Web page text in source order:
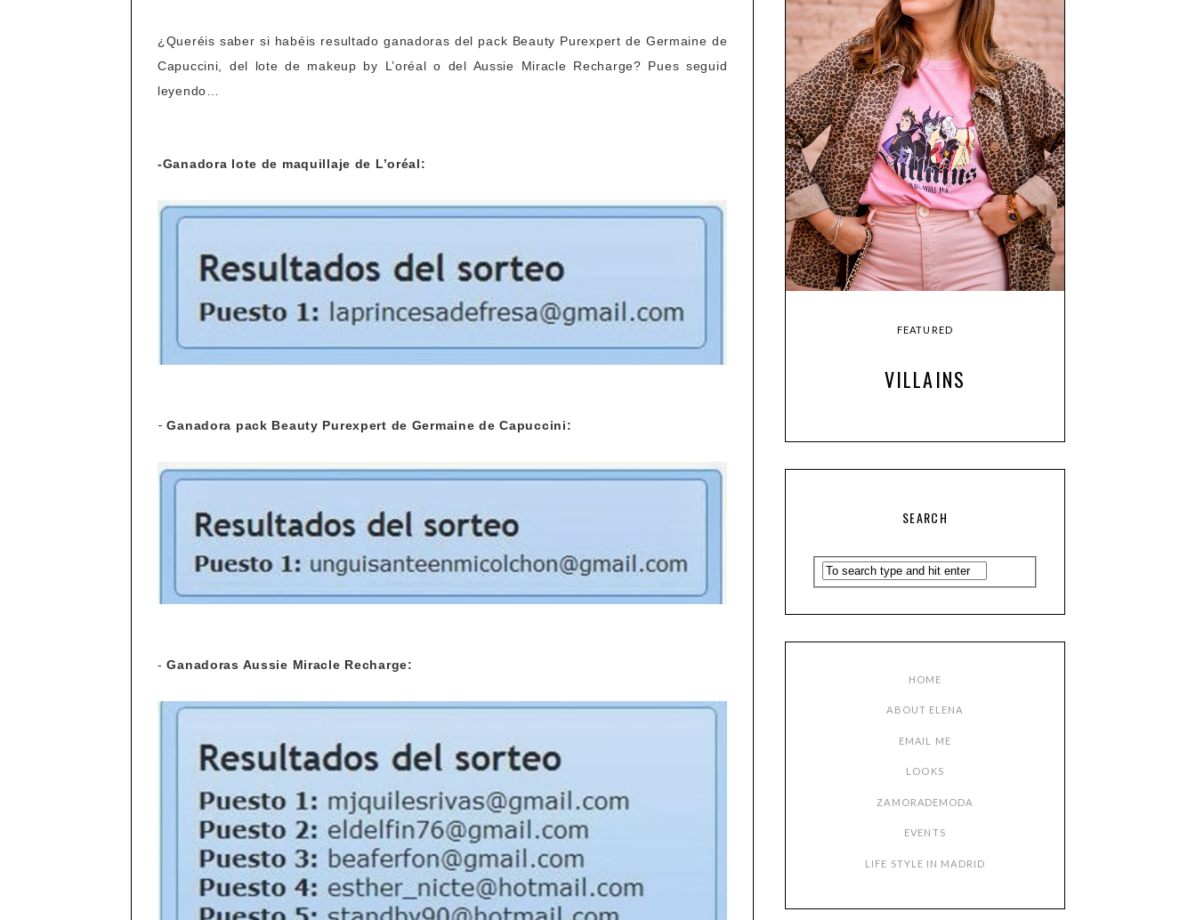
¿Queréis saber si habéis resultado ganadoras del pack Beauty Purexpert de Germaine de
Capuccini, del lote de makeup by L’oréal o del Aussie Miracle Recharge? Pues seguid
leyendo…
-Ganadora lote de maquillaje de L’oréal:
-Ganadora pack Beauty Purexpert de Germaine de Capuccini:
-Ganadoras Aussie Miracle Recharge:
FEATURED
VILLAINS
SEARCH
HOME
ABOUT ELENA
EMAIL ME
LOOKS
ZAMORADEMODA
EVENTS
LIFE STYLE IN MADRID